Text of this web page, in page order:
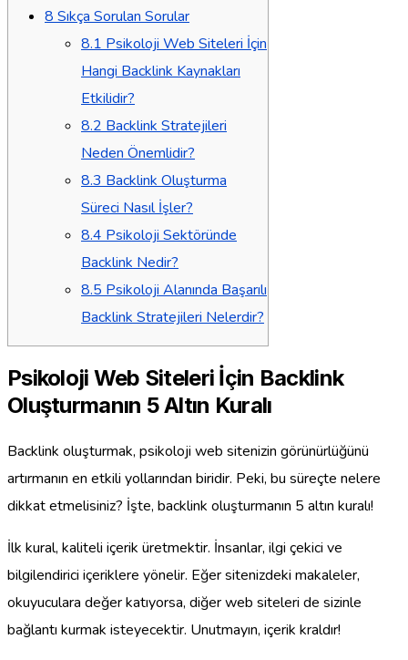
8 Sıkça Sorulan Sorular
8.1 Psikoloji Web Siteleri İçin
Hangi Backlink Kaynakları
Etkilidir?
8.2 Backlink Stratejileri
Neden Önemlidir?
8.3 Backlink Oluşturma
Süreci Nasıl İşler?
8.4 Psikoloji Sektöründe
Backlink Nedir?
8.5 Psikoloji Alanında Başarılı
Backlink Stratejileri Nelerdir?
Psikoloji Web Siteleri İçin Backlink
Oluşturmanın 5 Altın Kuralı
Backlink oluşturmak, psikoloji web sitenizin görünürlüğünü
artırmanın en etkili yollarından biridir. Peki, bu süreçte nelere
dikkat etmelisiniz? İşte, backlink oluşturmanın 5 altın kuralı!
İlk kural, kaliteli içerik üretmektir. İnsanlar, ilgi çekici ve
bilgilendirici içeriklere yönelir. Eğer sitenizdeki makaleler,
okuyuculara değer katıyorsa, diğer web siteleri de sizinle
bağlantı kurmak isteyecektir. Unutmayın, içerik kraldır!